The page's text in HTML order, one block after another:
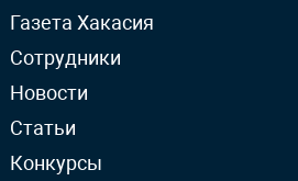
Газета Хакасия
Сотрудники
Новости
Статьи
Конкурсы